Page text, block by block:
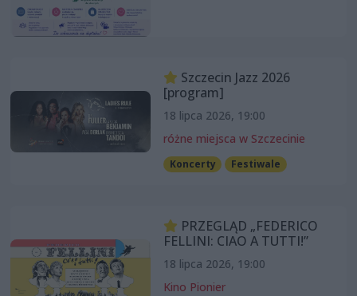
Szczecin Jazz 2026
[program]
18 lipca 2026, 19:00
różne miejsca w Szczecinie
Koncerty Festiwale
PRZEGLĄD „FEDERICO
FELLINI: CIAO A TUTTI!”
18 lipca 2026, 19:00
Kino Pionier